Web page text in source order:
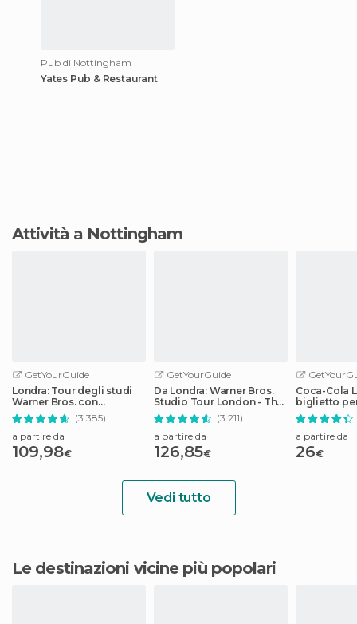
Pub di Nottingham
Yates Pub & Restaurant
Attività a Nottingham
GetYourGuide
Londra: Tour degli studi
Warner Bros. con
trasferimenti(3.385)
a partire da
109,98€
GetYourGuide
Da Londra: Warner Bros.
Studio Tour London - The
Making of Harry Potter
(3.211)
a partire da
126,85€
Coca-Cola
biglietto
4D
a partire da
26€
Vedi tutto
Le destinazioni vicine più popolari